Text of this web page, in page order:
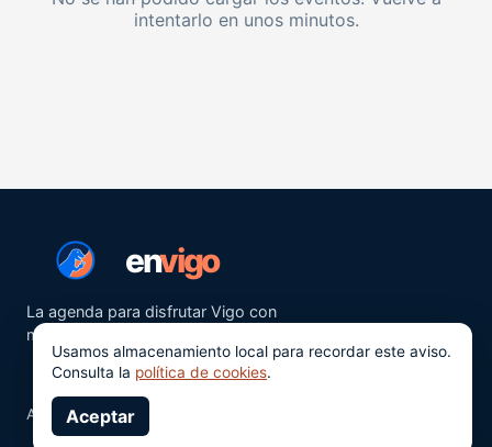
intentarlo en unos minutos.
envigo
La agenda para disfrutar Vigo con
más ganas.
Aviso legalPrivacidad
Usamos almacenamiento local para recordar este aviso.
Consulta la política de cookies.
Aceptar